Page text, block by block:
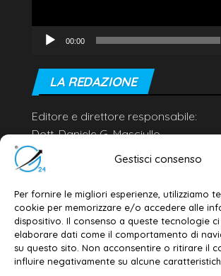
Gestisci consenso
Per fornire le migliori esperienze, utilizziamo
cookie per memorizzare e/o accedere alle
dispositivo. Il consenso a queste tecnologie
elaborare dati come il comportamento di
su questo sito. Non acconsentire o ritirare il
influire negativamente su alcune
00:00
LA REDAZIONE
Editore e direttore responsabile:
Dott. Daniele G. Masciullo
Email:
redazione@galatina24.it
Privacy policy–Cookie policy
© 2020-2026 |